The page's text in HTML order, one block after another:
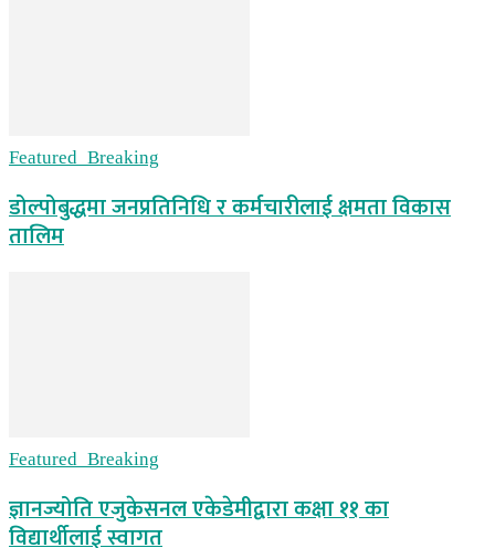
Featured_Breaking
डोल्पोबुद्धमा जनप्रतिनिधि र कर्मचारीलाई क्षमता विकास
तालिम
Featured_Breaking
ज्ञानज्योति एजुकेसनल एकेडेमीद्वारा कक्षा ११ का
विद्यार्थीलाई स्वागत